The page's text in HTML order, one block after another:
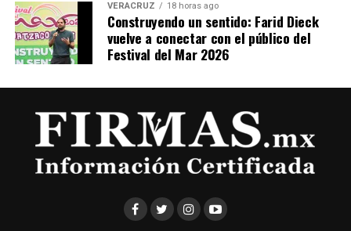
VERACRUZ 18 horas ago
Construyendo un sentido: Farid Dieck
vuelve a conectar con el público del
Festival del Mar 2026